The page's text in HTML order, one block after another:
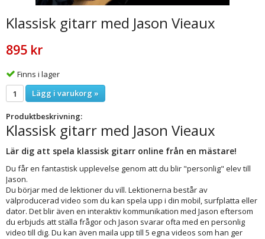
Klassisk gitarr med Jason Vieaux
895 kr
Finns i lager
Lägg i varukorg »
Produktbeskrivning:
Klassisk gitarr med Jason Vieaux
Lär dig att spela klassisk gitarr online från en mästare!
Du får en fantastisk upplevelse genom att du blir "personlig" elev till
Jason.
Du börjar med de lektioner du vill. Lektionerna består av
välproducerad video som du kan spela upp i din mobil, surfplatta eller
dator. Det blir även en interaktiv kommunikation med Jason eftersom
du erbjuds att ställa frågor och Jason svarar ofta med en personlig
video till dig. Du kan även maila upp till 5 egna videos som han ger